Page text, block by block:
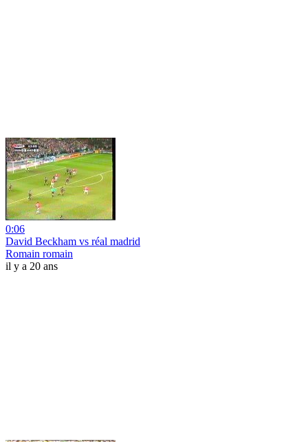
0:06
David Beckham vs réal madrid
Romain romain
il y a 20 ans